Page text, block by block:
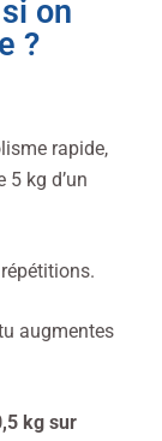
on
?
rapide,
kg d’un
augmentes
kg sur